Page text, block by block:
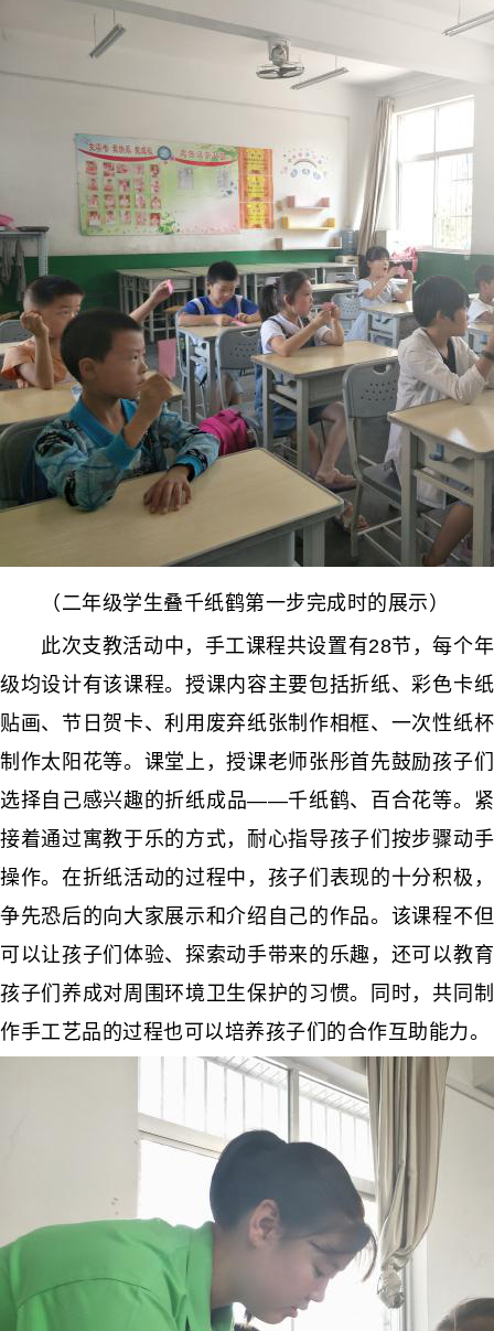
（二年级学生叠千纸鹤第一步完成时的展示）
此次支教活动中，手工课程共设置有28节，每个年
级均设计有该课程。授课内容主要包括折纸、彩色卡纸
贴画、节日贺卡、利用废弃纸张制作相框、一次性纸杯
制作太阳花等。课堂上，授课老师张彤首先鼓励孩子们
选择自己感兴趣的折纸成品——千纸鹤、百合花等。紧
接着通过寓教于乐的方式，耐心指导孩子们按步骤动手
操作。在折纸活动的过程中，孩子们表现的十分积极，
争先恐后的向大家展示和介绍自己的作品。该课程不但
可以让孩子们体验、探索动手带来的乐趣，还可以教育
孩子们养成对周围环境卫生保护的习惯。同时，共同制
作手工艺品的过程也可以培养孩子们的合作互助能力。